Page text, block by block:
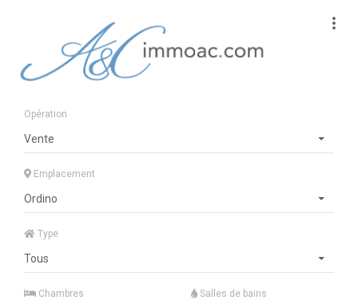
Opération
Vente
Emplacement
Ordino
Type
Tous
Chambres Salles de bains